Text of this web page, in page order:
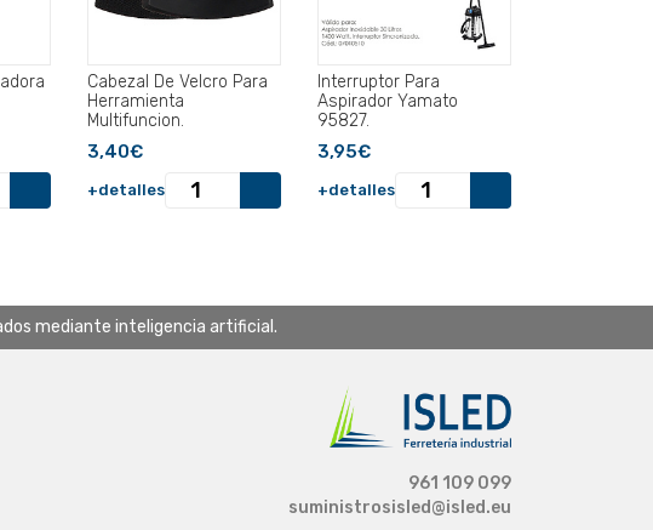
Cabezal De Velcro Para
Herramienta
Multifuncion.
3,40€
+detalles
Interruptor Para
Aspirador Yamato
95827.
3,95€
+detalles
mediante inteligencia artificial.
961 109 099
suministrosisled@isled.eu